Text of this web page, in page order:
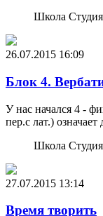
Школа Студия
26.07.2015 16:09
Блок 4.
У нас начался 4 -
пер.с лат.)
Школа Студия
27.07.2015 13:14
Время творить